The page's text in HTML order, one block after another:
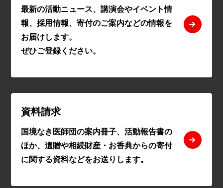
最新の活動ニュース、講演会やイベント情
報、採用情報、寄付のご案内などの情報を
お届けします。
ぜひご登録ください。
資料請求
国境なき医師団の案内冊子、活動報告書の
ほか、遺贈や相続財産・お香典からの寄付
に関する資料などをお送りします。